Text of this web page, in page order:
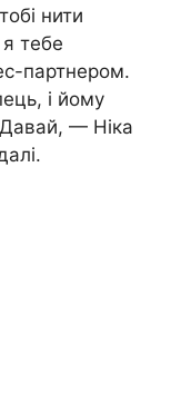
нити
тебе
партнером.
і йому
Давай, — Ніка